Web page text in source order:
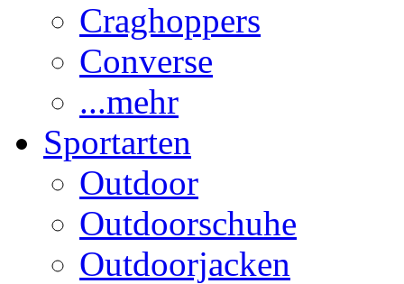
Craghoppers
Converse
...mehr
Sportarten
Outdoor
Outdoorschuhe
Outdoorjacken